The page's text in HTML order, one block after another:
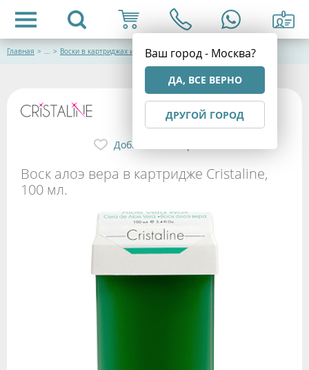
Ваш город - Москва?
ДА, ВСЕ ВЕРНО
ДРУГОЙ ГОРОД
Главная > ... > Воски в картриджах и банках
Воск алоэ вера в картридже Cristaline,
100 мл.
Добавить в избранное